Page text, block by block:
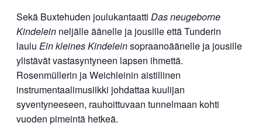
Sekä Buxtehuden joulukantaatti Das neugeborne
Kindelein neljälle äänelle ja jousille että Tunderin
laulu Ein kleines Kindeleinsopraanoäänelle ja jousille
ylistävät vastasyntyneen lapsen ihmettä.
Rosenmüllerin ja Weichleinin aistillinen
instrumentaalimusiikki johdattaa kuulijan
syventyneeseen, rauhoittuvaan tunnelmaan kohti
vuoden pimeintä hetkeä.